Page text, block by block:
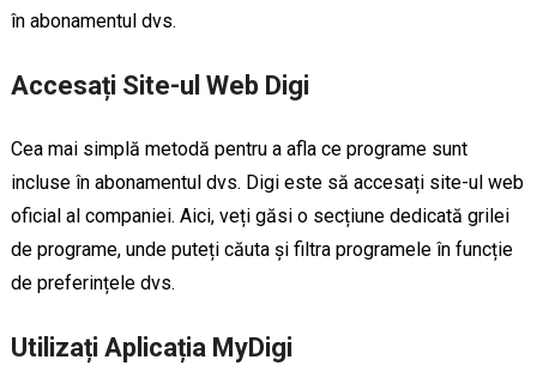
în abonamentul dvs.
Accesați Site-ul Web Digi
Cea mai simplă metodă pentru a afla ce programe sunt
incluse în abonamentul dvs. Digi este să accesați site-ul web
oficial al companiei. Aici, veți găsi o secțiune dedicată grilei
de programe, unde puteți căuta și filtra programele în funcție
de preferințele dvs.
Utilizați Aplicația MyDigi